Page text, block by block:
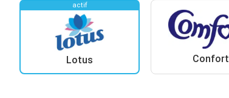
actif
Lotus Confort